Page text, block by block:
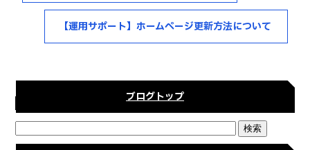
【運用サポート】ホームページ更新方法について
ブログトップ